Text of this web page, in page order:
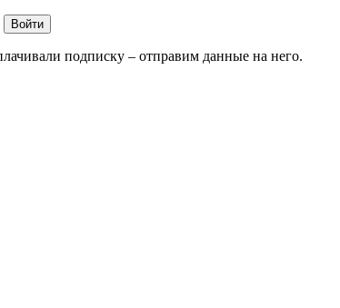
Войти
подписку – отправим данные на него.